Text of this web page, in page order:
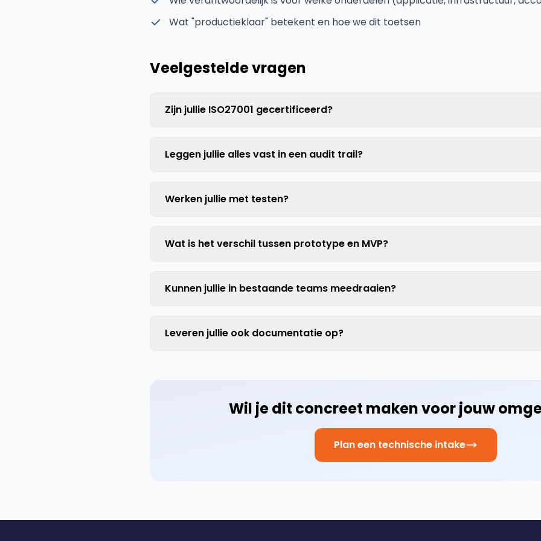
Wat "productieklaar" betekent en hoe we dit toetsen
Veelgestelde vragen
Zijn jullie ISO27001 gecertificeerd?
Leggen jullie alles vast in een audit trail?
Werken jullie met testen?
Wat is het verschil tussen prototype en MVP?
Kunnen jullie in bestaande teams meedraaien?
Leveren jullie ook documentatie op?
Wil je dit concreet maken voor jouw
Plan een technische intake